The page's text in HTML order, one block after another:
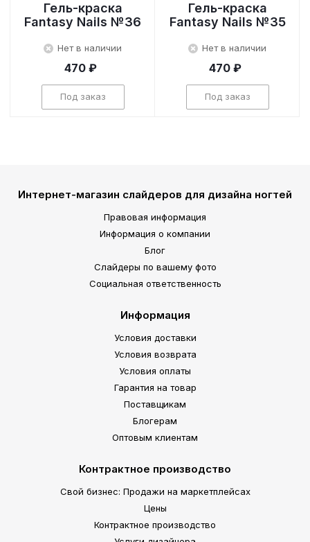
Гель-краска
Fantasy Nails №36
Нет в наличии
470 ₽
Под заказ
Гель-краска
Fantasy Nails №35
Нет в наличии
470 ₽
Под заказ
Интернет-магазин слайдеров для дизайна ногтей
Правовая информация
Информация о компании
Блог
Слайдеры по вашему фото
Социальная ответственность
Информация
Условия доставки
Условия возврата
Условия оплаты
Гарантия на товар
Поставщикам
Блогерам
Оптовым клиентам
Контрактное производство
Свой бизнес: Продажи на маркетплейсах
Цены
Контрактное производство